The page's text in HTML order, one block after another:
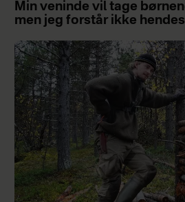
Min veninde vil tage
men jeg forstår ikke